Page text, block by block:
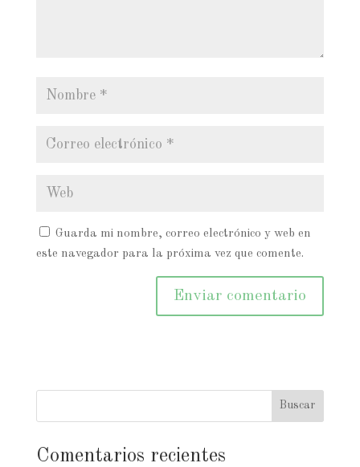
Guarda mi nombre, correo electrónico y web en
este navegador para la próxima vez que comente.
Comentarios recientes